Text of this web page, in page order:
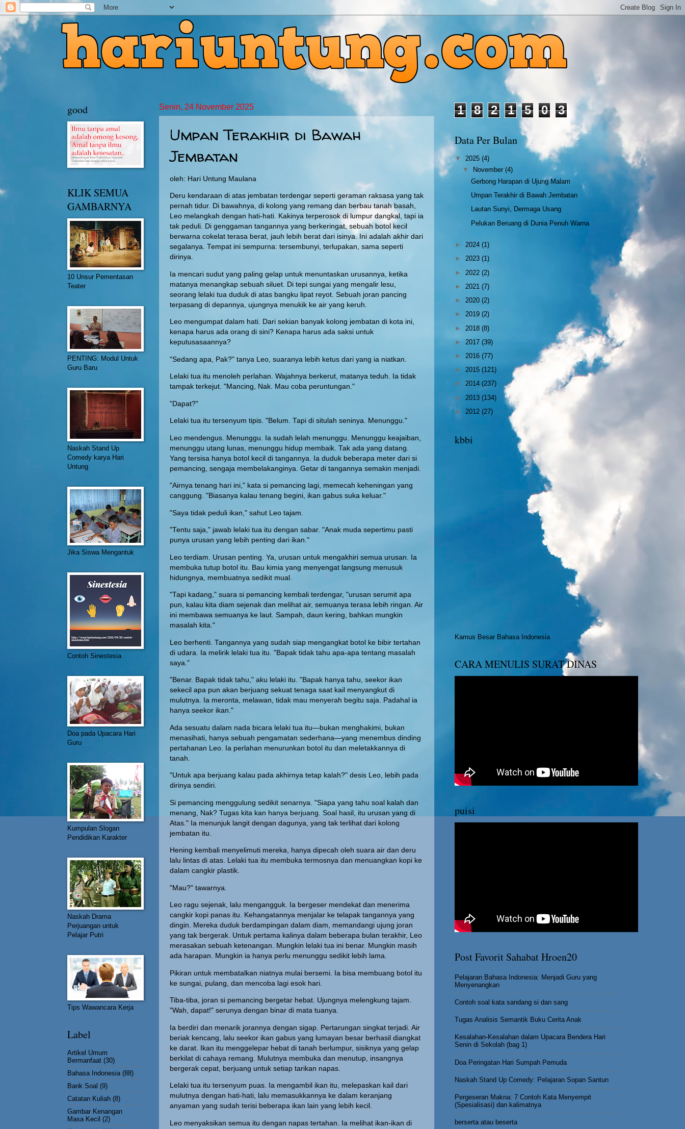
Senin, 24 November 2025
Umpan Terakhir di Bawah
Jembatan
oleh: Hari Untung Maulana
Deru kendaraan di atas jembatan terdengar seperti geraman raksasa yang tak
pernah tidur. Di bawahnya, di kolong yang remang dan berbau tanah basah,
Leo melangkah dengan hati-hati. Kakinya terperosok di lumpur dangkal, tapi ia
tak peduli. Di genggaman tangannya yang berkeringat, sebuah botol kecil
berwarna cokelat terasa berat, jauh lebih berat dari isinya. Ini adalah akhir dari
segalanya. Tempat ini sempurna: tersembunyi, terlupakan, sama seperti
dirinya.
Ia mencari sudut yang paling gelap untuk menuntaskan urusannya, ketika
matanya menangkap sebuah siluet. Di tepi sungai yang mengalir lesu,
seorang lelaki tua duduk di atas bangku lipat reyot. Sebuah joran pancing
terpasang di depannya, ujungnya menukik ke air yang keruh.
Leo mengumpat dalam hati. Dari sekian banyak kolong jembatan di kota ini,
kenapa harus ada orang di sini? Kenapa harus ada saksi untuk
keputusasaannya?
"Sedang apa, Pak?" tanya Leo, suaranya lebih ketus dari yang ia niatkan.
Lelaki tua itu menoleh perlahan. Wajahnya berkerut, matanya teduh. Ia tidak
tampak terkejut. "Mancing, Nak. Mau coba peruntungan."
"Dapat?"
Lelaki tua itu tersenyum tipis. "Belum. Tapi di situlah seninya. Menunggu."
Leo mendengus. Menunggu. Ia sudah lelah menunggu. Menunggu keajaiban,
menunggu utang lunas, menunggu hidup membaik. Tak ada yang datang.
Yang tersisa hanya botol kecil di tangannya. Ia duduk beberapa meter dari si
pemancing, sengaja membelakanginya. Getar di tangannya semakin menjadi.
"Airnya tenang hari ini," kata si pemancing lagi, memecah keheningan yang
canggung. "Biasanya kalau tenang begini, ikan gabus suka keluar."
"Saya tidak peduli ikan," sahut Leo tajam.
"Tentu saja," jawab lelaki tua itu dengan sabar. "Anak muda sepertimu pasti
punya urusan yang lebih penting dari ikan."
Leo terdiam. Urusan penting. Ya, urusan untuk mengakhiri semua urusan. Ia
membuka tutup botol itu. Bau kimia yang menyengat langsung menusuk
hidungnya, membuatnya sedikit mual.
"Tapi kadang," suara si pemancing kembali terdengar, "urusan serumit apa
pun, kalau kita diam sejenak dan melihat air, semuanya terasa lebih ringan. Air
ini membawa semuanya ke laut. Sampah, daun kering, bahkan mungkin
masalah kita."
Leo berhenti. Tangannya yang sudah siap mengangkat botol ke bibir tertahan
di udara. Ia melirik lelaki tua itu. "Bapak tidak tahu apa-apa tentang masalah
saya."
"Benar. Bapak tidak tahu," aku lelaki itu. "Bapak hanya tahu, seekor ikan
sekecil apa pun akan berjuang sekuat tenaga saat kail menyangkut di
mulutnya. Ia meronta, melawan, tidak mau menyerah begitu saja. Padahal ia
hanya seekor ikan."
Ada sesuatu dalam nada bicara lelaki tua itu—bukan menghakimi, bukan
menasihati, hanya sebuah pengamatan sederhana—yang menembus dinding
pertahanan Leo. Ia perlahan menurunkan botol itu dan meletakkannya di
tanah.
"Untuk apa berjuang kalau pada akhirnya tetap kalah?" desis Leo, lebih pada
dirinya sendiri.
Si pemancing menggulung sedikit senarnya. "Siapa yang tahu soal kalah dan
menang, Nak? Tugas kita kan hanya berjuang. Soal hasil, itu urusan yang di
Atas." Ia menunjuk langit dengan dagunya, yang tak terlihat dari kolong
jembatan itu.
Hening kembali menyelimuti mereka, hanya dipecah oleh suara air dan deru
lalu lintas di atas. Lelaki tua itu membuka termosnya dan menuangkan kopi ke
dalam cangkir plastik.
"Mau?" tawarnya.
Leo ragu sejenak, lalu mengangguk. Ia bergeser mendekat dan menerima
cangkir kopi panas itu. Kehangatannya menjalar ke telapak tangannya yang
dingin. Mereka duduk berdampingan dalam diam, memandangi ujung joran
yang tak bergerak. Untuk pertama kalinya dalam beberapa bulan terakhir, Leo
merasakan sebuah ketenangan. Mungkin lelaki tua ini benar. Mungkin masih
ada harapan. Mungkin ia hanya perlu menunggu sedikit lebih lama.
Pikiran untuk membatalkan niatnya mulai bersemi. Ia bisa membuang botol itu
ke sungai, pulang, dan mencoba lagi esok hari.
Tiba-tiba, joran si pemancing bergetar hebat. Ujungnya melengkung tajam.
"Wah, dapat!" serunya dengan binar di mata tuanya.
Ia berdiri dan menarik jorannya dengan sigap. Pertarungan singkat terjadi. Air
beriak kencang, lalu seekor ikan gabus yang lumayan besar berhasil diangkat
ke darat. Ikan itu menggelepar hebat di tanah berlumpur, sisiknya yang gelap
berkilat di cahaya remang. Mulutnya membuka dan menutup, insangnya
bergerak cepat, berjuang untuk setiap tarikan napas.
Lelaki tua itu tersenyum puas. Ia mengambil ikan itu, melepaskan kail dari
mulutnya dengan hati-hati, lalu memasukkannya ke dalam keranjang
anyaman yang sudah terisi beberapa ikan lain yang lebih kecil.
Leo menyaksikan semua itu dengan napas tertahan. Ia melihat ikan-ikan di
good
KLIK SEMUA
GAMBARNYA
10 Unsur Pementasan
Teater
PENTING: Modul Untuk
Guru Baru
Naskah Stand Up
Comedy karya Hari
Untung
Jika Siswa Mengantuk
Contoh Sinestesia
Doa pada Upacara Hari
Guru
Kumpulan Slogan
Pendidikan Karakter
Naskah Drama
Perjuangan untuk
Pelajar Putri
Tips Wawancara Kerja
Label
Artikel Umum
Bermanfaat (30)
Bahasa Indonesia (88)
Bank Soal (9)
Catatan Kuliah (8)
Gambar Kenangan
Masa Kecil (2)
1 8 2 1 5 0 3
Data Per Bulan
▼ 2025 (4)
▼
November(4)
Gerbong Harapan di Ujung Malam
Umpan Terakhir di Bawah Jembatan
Lautan Sunyi, Dermaga Usang
Pelukan Beruang di Dunia Penuh Warna
► 2024 (1)
► 2023 (1)
► 2022 (2)
► 2021 (7)
► 2020 (2)
► 2019 (2)
► 2018 (8)
► 2017 (39)
► 2016 (77)
► 2015 (121)
► 2014 (237)
► 2013 (134)
► 2012 (27)
kbbi
Kamus Besar Bahasa Indonesia
CARA MENULIS SURAT DINAS
puisi
Post Favorit Sahabat Hroen20
Pelajaran Bahasa Indonesia: Menjadi Guru yang
Menyenangkan
Contoh soal kata sandang si dan sang
Tugas Analisis Semantik Buku Cerita Anak
Kesalahan-Kesalahan dalam Upacara Bendera Hari
Senin di Sekolah (bag 1)
Doa Peringatan Hari Sumpah Pemuda
Naskah Stand Up Comedy: Pelajaran Sopan Santun
Pergeseran Makna: 7 Contoh Kata Menyempit
(Spesialisasi) dan kalimatnya
berserta atau beserta